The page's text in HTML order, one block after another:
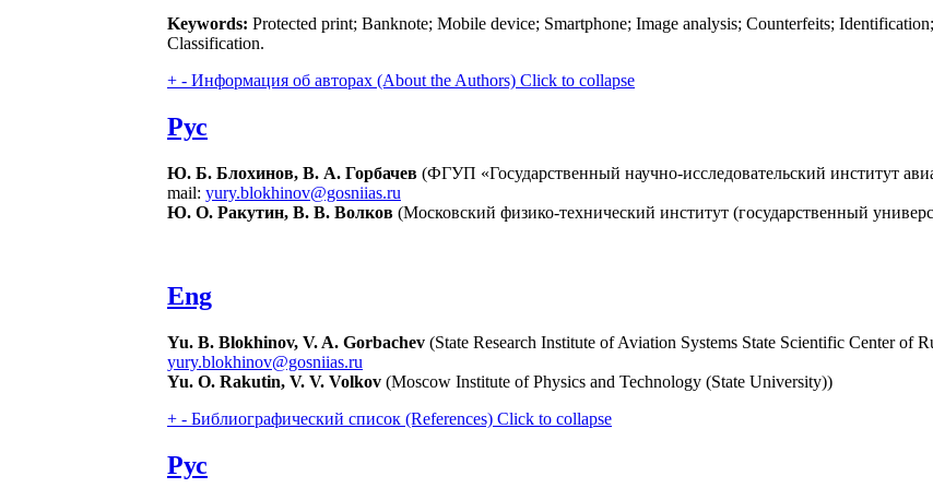
Keywords: Protected print; Banknote; Mobile device; Smartphone; Image analysis; Counterfeits;
Classification.
+ - Информация об авторах (About the Authors) Click to collapse
Рус
Ю. Б. Блохинов, В. А. Горбачев (ФГУП «Государственный научно-исследовательский институт
mail: yury.blokhinov@gosniias.ru
Ю. О. Ракутин, В. В. Волков (Московский физико-технический институт (государственный
Eng
Yu. B. Blokhinov, V. A. Gorbachev (State Research Institute of Aviation Systems State Scientific Center of
yury.blokhinov@gosniias.ru
Yu. O. Rakutin, V. V. Volkov (Moscow Institute of Physics and Technology (State University))
+ - Библиографический список (References) Click to collapse
Рус